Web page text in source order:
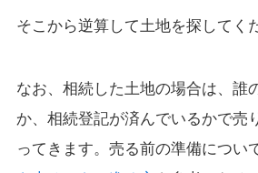
そこから逆算して土地を探してく
なお、相続した土地の場合は、誰
か、相続登記が済んでいるかで売
ってきます。売る前の準備につい